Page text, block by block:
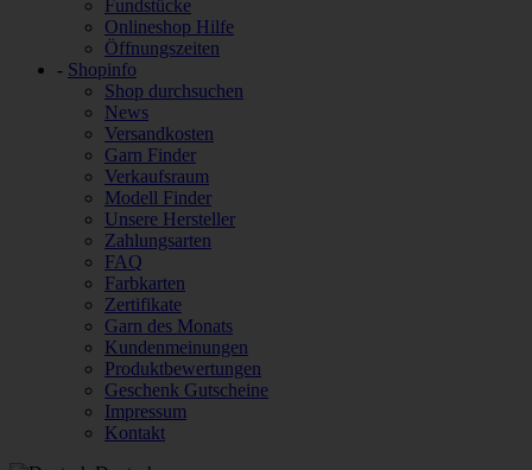
Fundstücke
Onlineshop Hilfe
Öffnungszeiten
- Shopinfo
Shop durchsuchen
News
Versandkosten
Garn Finder
Verkaufsraum
Modell Finder
Unsere Hersteller
Zahlungsarten
FAQ
Farbkarten
Zertifikate
Garn des Monats
Kundenmeinungen
Produktbewertungen
Geschenk Gutscheine
Impressum
Kontakt